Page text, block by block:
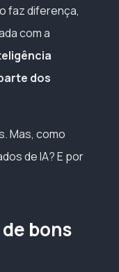
faz diferença,
com a
dos
Mas, como
de IA? E por
bons